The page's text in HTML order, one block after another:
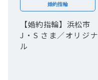
婚約指輪
【婚約指輪】浜松市
J・S さま／オリジナ
ル